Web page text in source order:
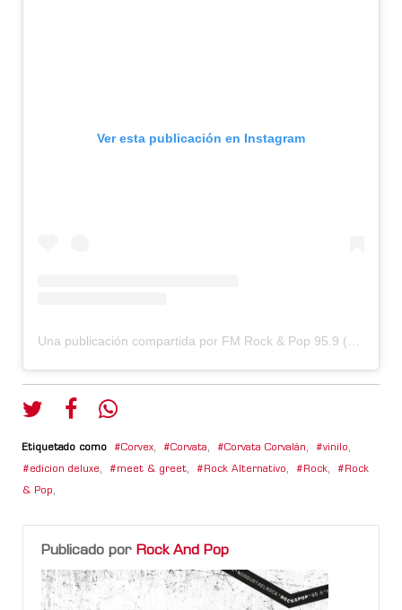
Ver esta publicación en Instagram
Etiquetado como Corvex, Corvata, Corvata Corvalán, vinilo,
edicion deluxe, meet & greet, Rock Alternativo, Rock, Rock
& Pop,
Publicado por Rock And Pop